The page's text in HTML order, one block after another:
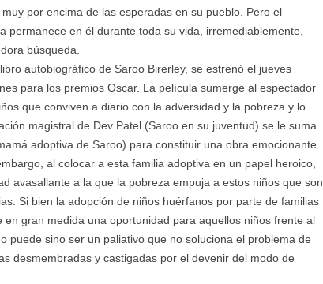
por encima de las esperadas en su pueblo. Pero el
permanece en él durante toda su vida, irremediablemente,
búsqueda.
autobiográfico de Saroo Birerley, se estrenó el jueves
para los premios Oscar. La película sumerge al espectador
que conviven a diario con la adversidad y la pobreza y lo
magistral de Dev Patel (Saroo en su juventud) se le suma
adoptiva de Saroo) para constituir una obra emocionante.
al colocar a esta familia adoptiva en un papel heroico,
avasallante a la que la pobreza empuja a estos niños que son
Si bien la adopción de niños huérfanos por parte de familias
gran medida una oportunidad para aquellos niños frente al
puede sino ser un paliativo que no soluciona el problema de
desmembradas y castigadas por el devenir del modo de